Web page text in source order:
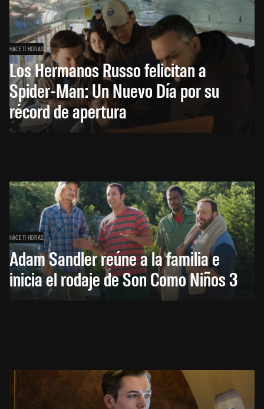
HACE 11 HORAS
Los Hermanos Russo felicitan a
Spider-Man: Un Nuevo Día por su
récord de apertura
HACE 11 HORAS
Adam Sandler reúne a la familia e
inicia el rodaje de Son Como Niños 3